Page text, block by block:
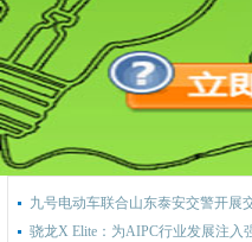
九号电动车联合山东泰安交警开展
骁龙X Elite：为AIPC行业发展注入